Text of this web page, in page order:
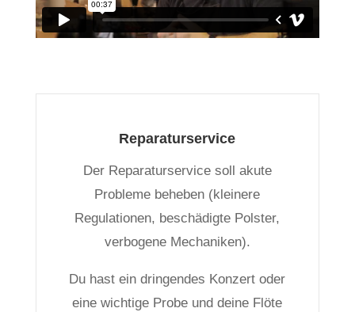
Reparaturservice
Der Reparaturservice soll akute
Probleme beheben (kleinere
Regulationen, beschädigte Polster,
verbogene Mechaniken).
Du hast ein dringendes Konzert oder
eine wichtige Probe und deine Flöte